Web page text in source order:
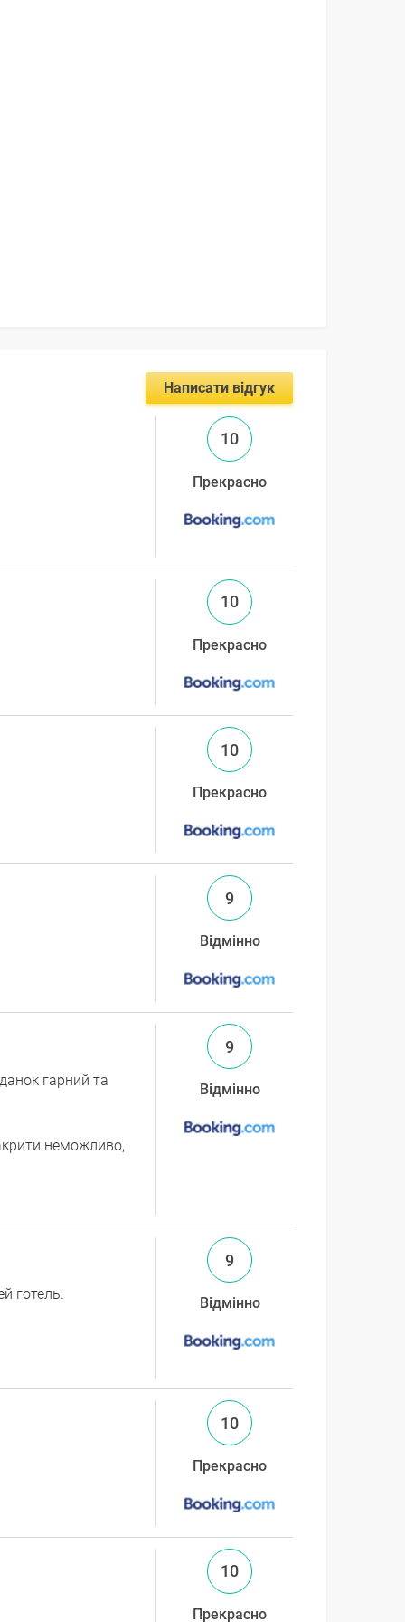
Написати відгук
10
Прекрасно
10
Прекрасно
10
Прекрасно
9
Відмінно
гарний та
неможливо,
9
Відмінно
готель.
9
Відмінно
10
Прекрасно
10
Прекрасно